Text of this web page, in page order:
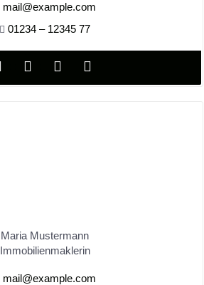
mail@example.com
01234 – 12345 77
Maria Mustermann
Immobilienmaklerin
mail@example.com